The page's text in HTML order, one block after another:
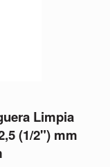
Limpia
(1/2") mm